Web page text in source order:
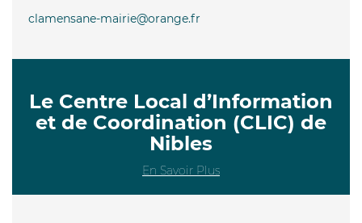
clamensane-mairie@orange.fr
Le Centre Local d’Information
et de Coordination (CLIC) de
Nibles
En Savoir Plus